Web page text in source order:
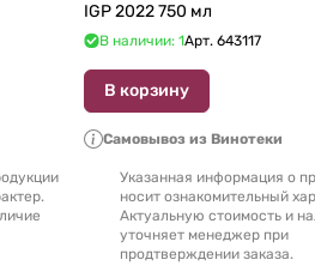
IGP 2022 750 мл
В наличии: 1Арт. 643117
В корзину
Самовывоз из Винотеки
Указанная информация о
носит ознакомительный
Актуальную стоимость и
уточняет менеджер при
продтверждении заказа.